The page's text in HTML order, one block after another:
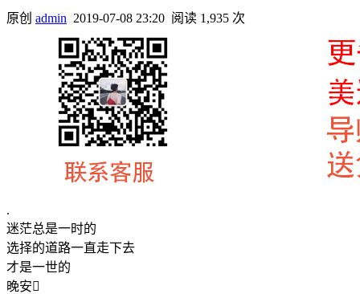
原创 admin 2019-07-08 23:20 阅读 1,935 次
.
迷茫总是一时的
选择的道路一直走下去
才是一世的
晚安